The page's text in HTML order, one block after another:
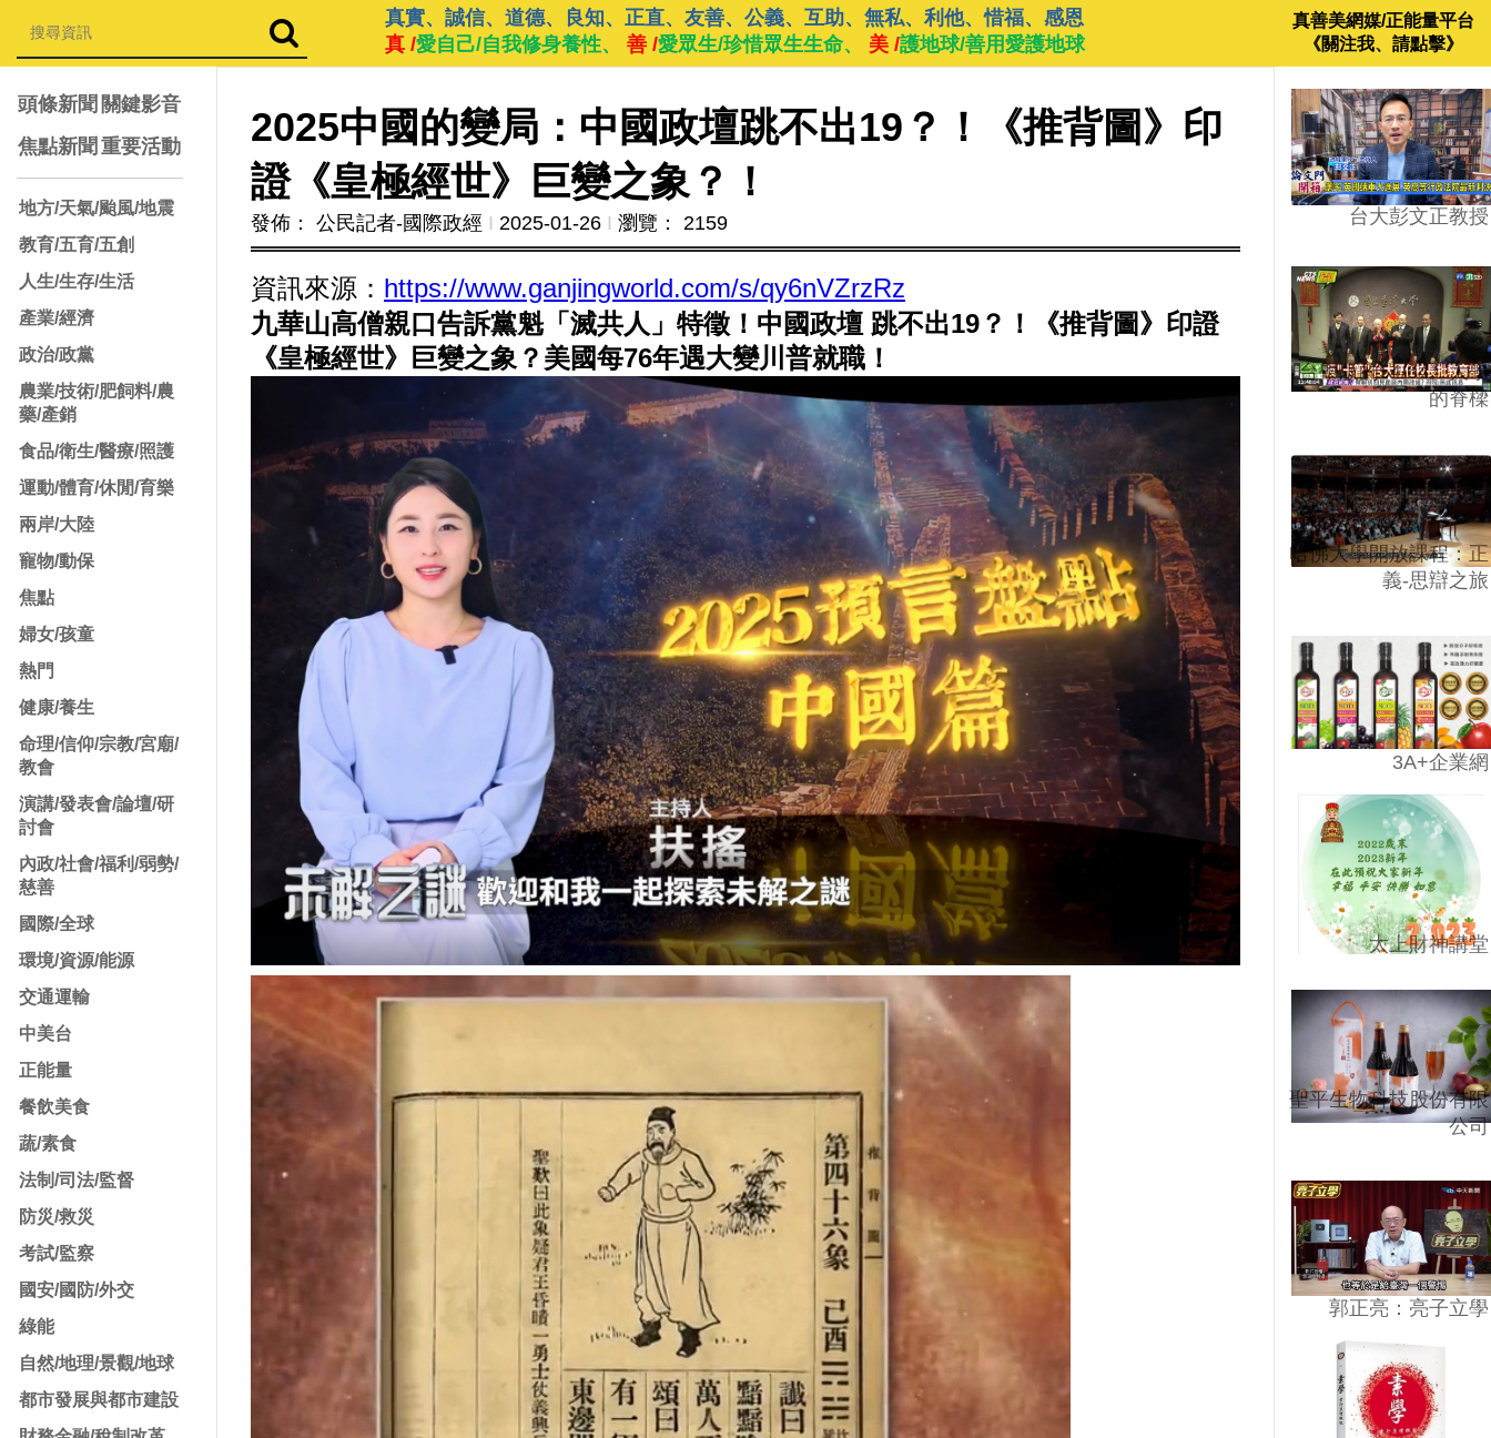
真實、誠信、道德、良知、正直、友善、公義、互助、無私、利他、惜福、感恩
真 /愛自己/自我修身養性、 善 /愛眾生/珍惜眾生生命、 美 /護地球/善用愛護地球
真善美網媒/正能量平台
《關注我、請點擊》
頭條新聞 關鍵影音
焦點新聞 重要活動
地方/天氣/颱風/地震
教育/五育/五創
人生/生存/生活
產業/經濟
政治/政黨
農業/技術/肥飼料/農
藥/產銷
食品/衛生/醫療/照護
運動/體育/休閒/育樂
兩岸/大陸
寵物/動保
焦點
婦女/孩童
熱門
健康/養生
命理/信仰/宗教/宮廟/
教會
演講/發表會/論壇/研
討會
內政/社會/福利/弱勢/
慈善
國際/全球
環境/資源/能源
交通運輸
中美台
正能量
餐飲美食
蔬/素食
法制/司法/監督
防災/救災
考試/監察
國安/國防/外交
綠能
自然/地理/景觀/地球
都市發展與都市建設
2025中國的變局：中國政壇跳不出19？！《推背圖》印
證《皇極經世》巨變之象？！
發佈： 公民記者-國際政經 Ι 2025-01-26 Ι 瀏覽： 2159
資訊來源： https://www.ganjingworld.com/s/qy6nVZrzRz
九華山高僧親口告訴黨魁「滅共人」特徵！中國政壇 跳不出19？！《推背圖》印證
《皇極經世》巨變之象？美國每76年遇大變川普就職！
台大彭文正教授
台學版的54/64》大學
的脊樑
哈佛大學開放課程：正
義-思辯之旅
3A+企業網
太上財神講堂
聖平生物科技股份有限
公司
郭正亮：亮子立學